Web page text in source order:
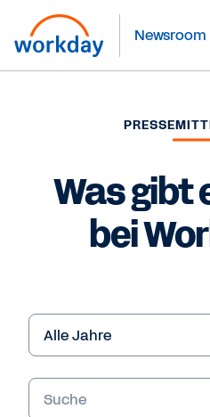
Newsroom
Was gibt
bei
Year
Stichwörter